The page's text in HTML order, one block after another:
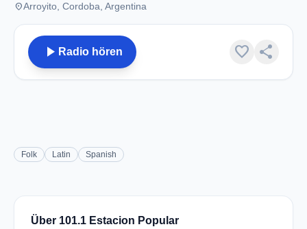
placeArroyito, Cordoba, Argentina
play_arrow Radio hören favorite share
Folk Latin Spanish
Über 101.1 Estacion Popular